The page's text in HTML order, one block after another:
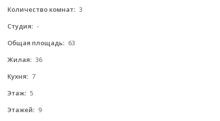
Количество комнат: 3
Студия: -
Общая площадь: 63
Жилая: 36
Кухня: 7
Этаж: 5
Этажей: 9